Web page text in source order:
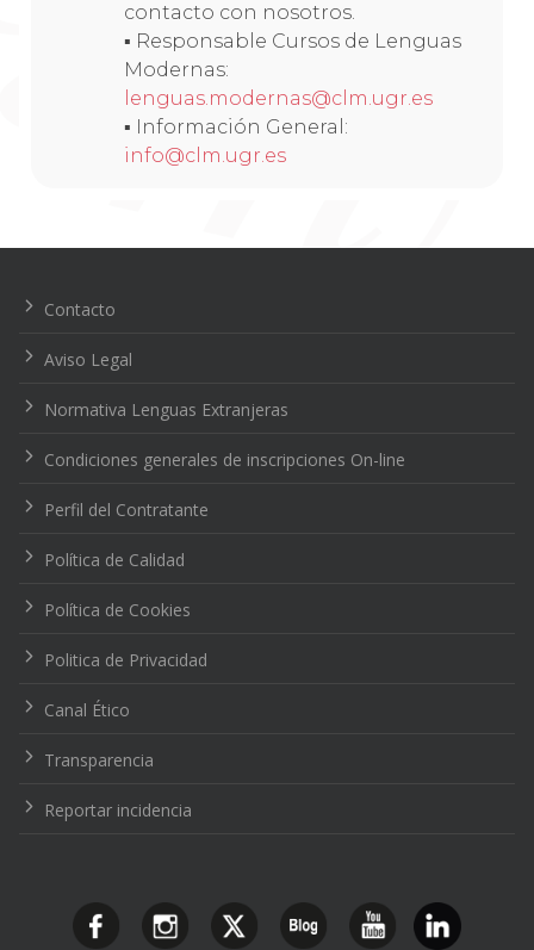
contacto con nosotros.
▪ Responsable Cursos de Lenguas
Modernas:
lenguas.modernas@clm.ugr.es
▪ Información General:
info@clm.ugr.es
de
Contacto
Aviso Legal
Normativa Lenguas Extranjeras
Condiciones generales de inscripciones On-line
Perfil del Contratante
Política de Calidad
Política de Cookies
Politica de Privacidad
Canal Ético
Transparencia
Reportar incidencia